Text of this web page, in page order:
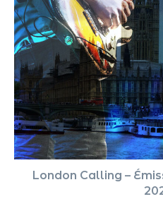
London Calling –